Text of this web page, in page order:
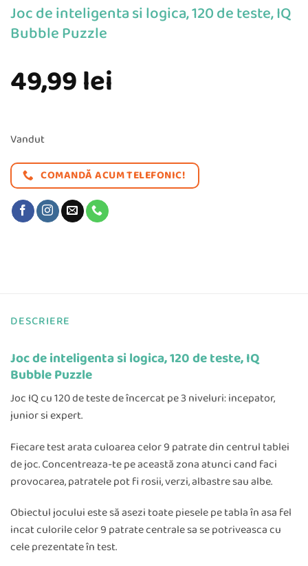
Joc de inteligenta si logica, 120 de teste, IQ
Bubble Puzzle
49,99lei
Vandut
COMANDĂ ACUM TELEFONIC!
DESCRIERE
Joc de inteligenta si logica, 120 de teste, IQ
Bubble Puzzle
Joc IQ cu 120 de teste de încercat pe 3 niveluri: incepator,
junior si expert.
Fiecare test arata culoarea celor 9 patrate din centrul tablei
de joc. Concentreaza-te pe această zona atunci cand faci
provocarea, patratele pot fi rosii, verzi, albastre sau albe.
Obiectul jocului este să asezi toate piesele pe tabla în asa fel
incat culorile celor 9 patrate centrale sa se potriveasca cu
cele prezentate în test.